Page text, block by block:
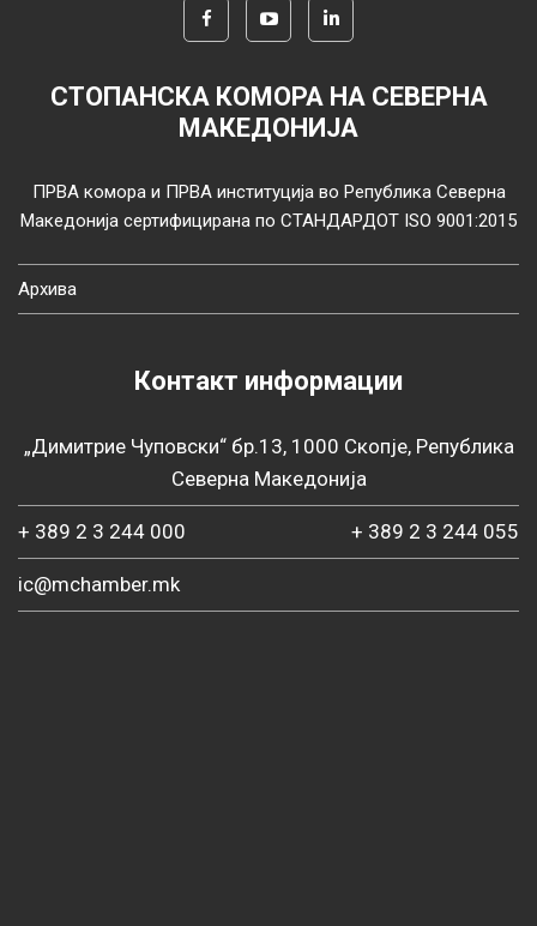
СТОПАНСКА КОМОРА НА СЕВЕРНА
МАКЕДОНИЈА
ПРВА комора и ПРВА институција во Република Северна
Македонија сертифицирана по СТАНДАРДОТ ISO 9001:2015
Архива
Контакт информации
„Димитрие Чуповски“ бр.13, 1000 Скопје, Република
Северна Македонија
+ 389 2 3 244 000 + 389 2 3 244 055
ic@mchamber.mk